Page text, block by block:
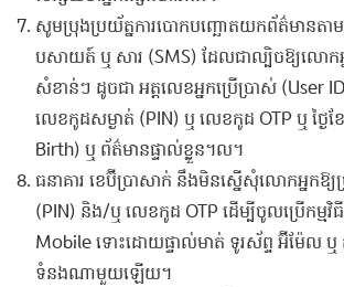
សូម​ប្រុងប្រយ័ត្ន​ការ​បោកបញ្ឆោត​យក​ព័ត៌មាន​​តាម
ប​សាយ​ត៍ ​ឬ​ ​សារ​​ (SMS​) ​ដែល​ជា​ល្បិច​ឱ្យ​លោក​
សំខាន់​ៗ​ ​ដូចជា​​ ​អត្តលេខ​អ្នកប្រើប្រាស់​ (​User​
លេខ​កូ​ដ​សម្ងាត់​ (PIN​) ​ឬ​ ​លេខ​កូ​ដ​ O​T​P​ ​ឬ​ ​ថ្ងៃ
Birth​) ​ឬ​ ​ព័ត៌មាន​ផ្ទាល់ខ្លួន​។​ល​។
ធនាគារ ខេ​ប៊ី​ប្រា​សាក់​ ​នឹង​មិន​ស្នើសុំ​​លោក​អ្នកឱ្
(​P​IN​) ​និង​/​ឬ​ ​លេខ​កូ​ដ​ O​T​P​ ​ដើម្បី​ចូល​ប្រើកម្មវិ
Mobile​ ​ទោះ​ដោយ​ផ្ទាល់មាត់​ ​ទូរស័ព្ទ​ ​អ៊ី​ម៉ែ​ល​ ​ឬ​
ទំនង​ណាមួយ​ឡើយ​។